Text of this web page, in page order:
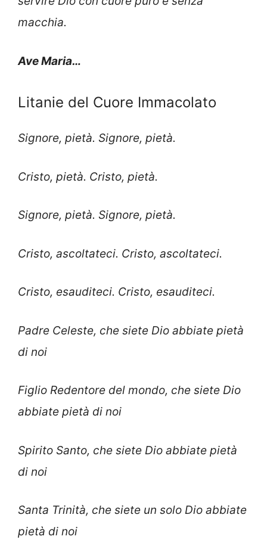
macchia.
Ave Maria…
Litanie del Cuore Immacolato
Signore, pietà. Signore, pietà.
Cristo, pietà. Cristo, pietà.
Signore, pietà. Signore, pietà.
Cristo, ascoltateci. Cristo, ascoltateci.
Cristo, esauditeci. Cristo, esauditeci.
Padre Celeste, che siete Dio abbiate pietà
di noi
Figlio Redentore del mondo, che siete Dio
abbiate pietà di noi
Spirito Santo, che siete Dio abbiate pietà
di noi
Santa Trinità, che siete un solo Dio abbiate
pietà di noi